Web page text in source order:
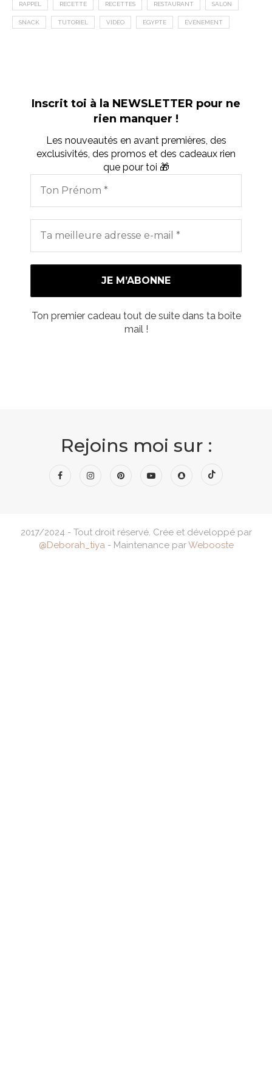
RAPPEL RECETTE RECETTES RESTAURANT SALON
SNACK TUTORIEL VIDÉO ÉGYPTE ÉVÉNEMENT
Inscrit toi à la NEWSLETTER pour ne
rien manquer !
Les nouveautés en avant premières, des
exclusivités, des promos et des cadeaux rien
que pour toi 🎁
Ton premier cadeau tout de suite dans ta boîte
mail !
Rejoins moi sur :
2017/2024 - Tout droit réservé. Crée et développé par
@Deborah_tiya- Maintenance parWebooste